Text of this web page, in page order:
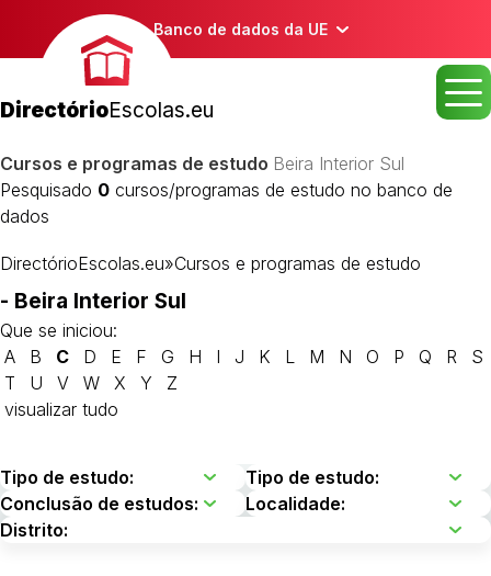
Banco de dados da UE
DirectórioEscolas.eu
Cursos e programas de estudo Beira Interior Sul
Pesquisado 0 cursos/programas de estudo no banco de
dados
DirectórioEscolas.eu»Cursos e programas de estudo
- Beira Interior Sul
Que se iniciou:
A
B C D E F G H I J K L M N O P Q R
S
T
U V W X Y
Z
visualizar tudo